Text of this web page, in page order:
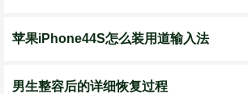
苹果iPhone44S怎么装用道输入法
男生整容后的详细恢复过程